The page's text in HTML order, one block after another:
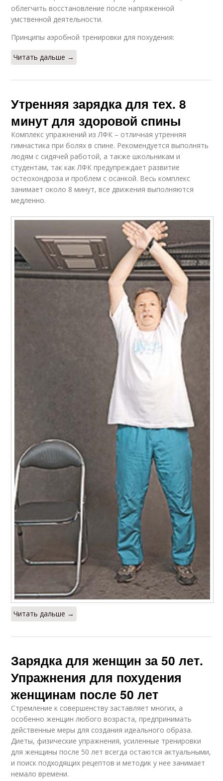
облегчить восстановление после напряженной
умственной деятельности.
Принципы аэробной тренировки для похудения:
Читать дальше →
Утренняя зарядка для тех. 8
минут для здоровой спины
Комплекс упражнений из ЛФК – отличная утренняя
гимнастика при болях в спине. Рекомендуется выполнять
людям с сидячей работой, а также школьникам и
студентам, так как ЛФК предупреждает развитие
остеохондроза и проблем с осанкой. Весь комплекс
занимает около 8 минут, все движения выполняются
медленно.
Читать дальше →
Зарядка для женщин за 50 лет.
Упражнения для похудения
женщинам после 50 лет
Стремление к совершенству заставляет многих, а
особенно женщин любого возраста, предпринимать
действенные меры для создания идеального образа.
Диеты, физические упражнения, усиленные тренировки
для женщины после 50 лет всегда остаются актуальными,
и поиск подходящих рецептов и методик у нее занимает
немало времени.